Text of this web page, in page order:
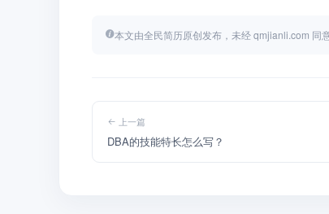
本文由全民简历原创发布，未经 qmjianli.com 同
上一篇
DBA的技能特长怎么写？